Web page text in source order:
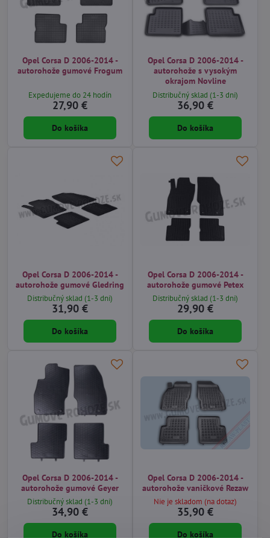
Opel Corsa D 2006-2014 -
autorohože gumové Frogum
Expedujeme do 24 hodín
27,90 €
Do košíka
Opel Corsa D 2006-2014 -
autorohože s vysokým
okrajom Novline
Distribučný sklad (1-3 dni)
36,90 €
Do košíka
Opel Corsa D 2006-2014 -
autorohože gumové Gledring
Distribučný sklad (1-3 dni)
31,90 €
Do košíka
Opel Corsa D 2006-2014 -
autorohože gumové Petex
Distribučný sklad (1-3 dni)
29,90 €
Do košíka
Opel Corsa D 2006-2014 -
autorohože gumové Geyer
Distribučný sklad (1-3 dni)
34,90 €
Do košíka
Opel Corsa D 2006-2014 -
autorohože vaničkové Rezaw
Nie je skladom (na dotaz)
35,90 €
Do košíka